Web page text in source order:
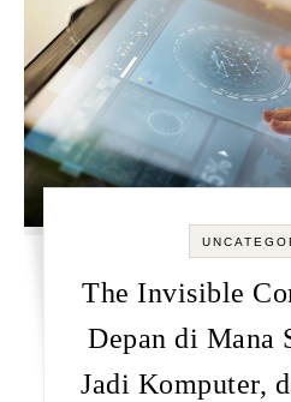
The Invisible
Depan di Mana
Jadi Komputer,